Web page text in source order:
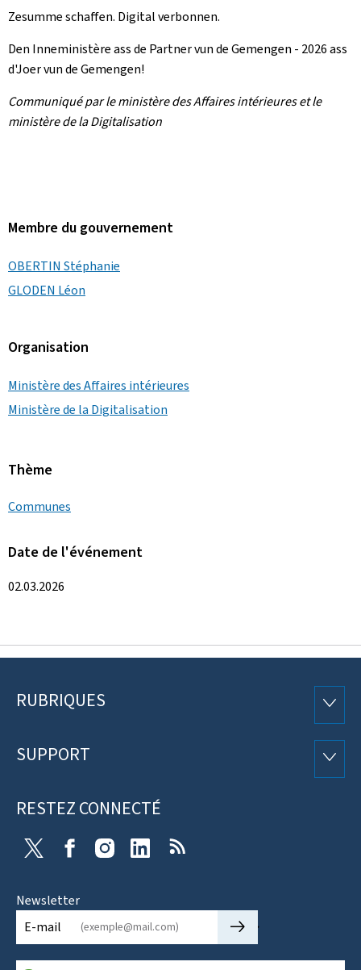
Zesumme schaffen. Digital verbonnen.
Den Inneministère ass de Partner vun de Gemengen - 2026 ass
d'Joer vun de Gemengen!
Communiqué par le ministère des Affaires intérieures et le
ministère de la Digitalisation
Membre du gouvernement
OBERTIN Stéphanie
GLODEN Léon
Organisation
Ministère des Affaires intérieures
Ministère de la Digitalisation
Thème
Communes
Date de l'événement
02.03.2026
Pied
page
RUBRIQUES
SUPPORT
RESTEZ CONNECTÉ
FacebookInstagramLinkedin
Newsletter
E-mail
🡒